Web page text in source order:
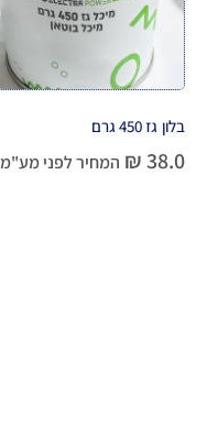
בלון גז 450 גרם
₪38.0 המחיר לפני מע"מ